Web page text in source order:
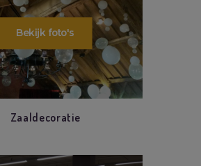
Zaaldecoratie